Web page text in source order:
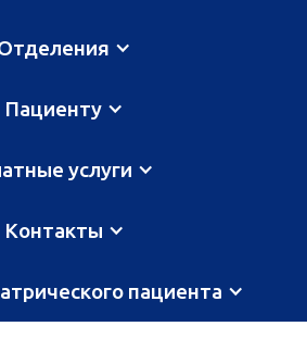
Пациенту
услуги
Контакты
пациента